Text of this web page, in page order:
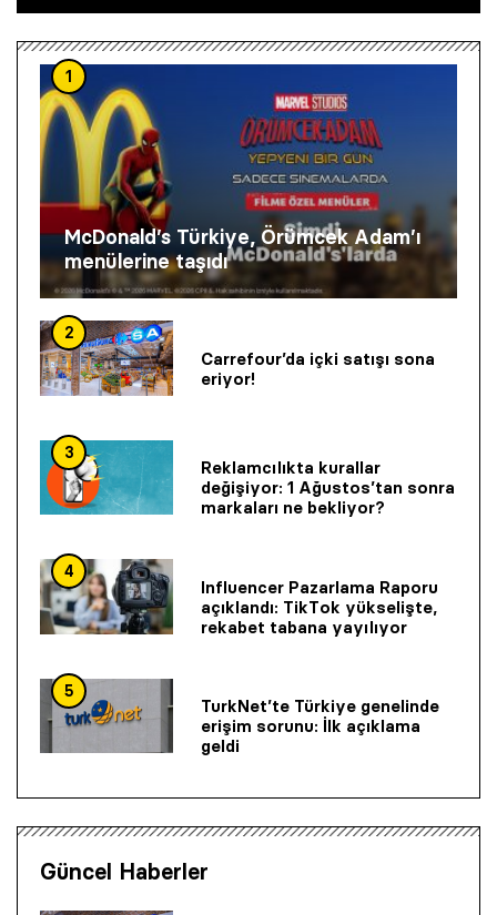
1
McDonald’s Türkiye, Örümcek Adam’ı
menülerine taşıdı
2
Carrefour’da içki satışı sona
eriyor!
3
Reklamcılıkta kurallar
değişiyor: 1 Ağustos’tan sonra
markaları ne bekliyor?
4
Influencer Pazarlama Raporu
açıklandı: TikTok yükselişte,
rekabet tabana yayılıyor
5
TurkNet’te Türkiye genelinde
erişim sorunu: İlk açıklama
geldi
Güncel Haberler